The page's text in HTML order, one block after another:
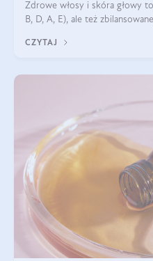
Zdrowe włosy i skóra głowy
B, D, A, E), ale też
wypadanie włosów.
CZYTAJ